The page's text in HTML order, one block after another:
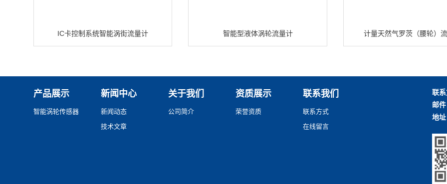
IC卡控制系统智能涡街流量计 智能型液体涡轮流量计 计量天然气罗茨（腰轮）
产品展示
智能涡轮传感器
新闻中心
新闻动态
技术文章
关于我们
公司简介
资质展示
荣誉资质
联系我们
联系方式
在线留言
联
邮件
地址